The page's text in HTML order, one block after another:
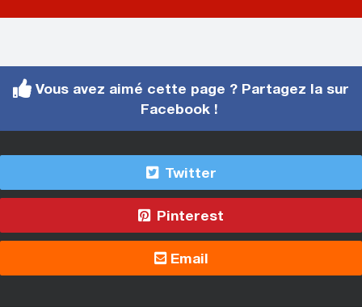
Vous avez aimé cette page ? Partagez la sur
Facebook !
Twitter
Pinterest
Email